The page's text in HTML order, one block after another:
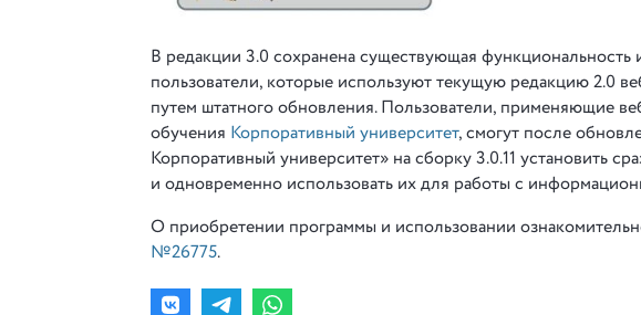
В редакции 3.0 сохранена существующая функциональность
пользователи, которые используют текущую редакцию 2.0
путем штатного обновления. Пользователи, применяющие
обучения Корпоративный университет, смогут после
Корпоративный университет» на сборку 3.0.11 установить
и одновременно использовать их для работы с
О приобретении программы и использовании
№26775.